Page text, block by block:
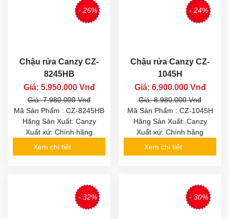
- 26%
Chậu rửa Canzy CZ-
8245HB
Giá: 5.950.000 Vnđ
Giá: 7.980.000 Vnđ
Mã Sản Phẩm : CZ-8245HB
Hãng Sản Xuất: Canzy
Xuất xứ: Chính hãng
Xem chi tiết
- 24%
Chậu rửa Canzy CZ-
1045H
Giá: 6.900.000 Vnđ
Giá: 8.980.000 Vnđ
Mã Sản Phẩm : CZ-1045H
Hãng Sản Xuất: Canzy
Xuất xứ: Chính hãng
Xem chi tiết
- 32% - 30%